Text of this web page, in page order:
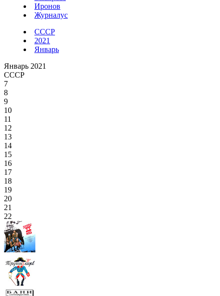
Иронов
Журналус
СССР
2021
Январь
Январь 2021
СССР
7
8
9
10
11
12
13
14
15
16
17
18
19
20
21
22